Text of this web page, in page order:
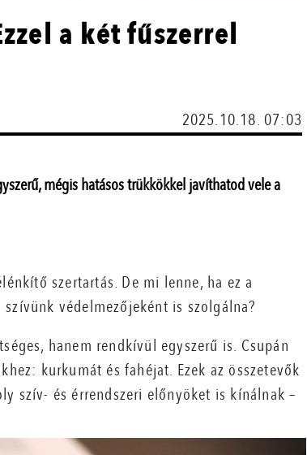
a két fűszerrel
2025.10.18. 07:03
mégis hatásos trükkökkel javíthatod vele a
szertartás. De mi lenne, ha ez a
védelmezőjeként is szolgálna?
hanem rendkívül egyszerű is. Csupán
kurkumát és fahéjat. Ezek az összetevők
szív- és érrendszeri előnyöket is kínálnak –